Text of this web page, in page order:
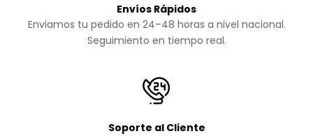
Envíos Rápidos
Enviamos tu pedido en 24–48 horas a nivel nacional.
Seguimiento en tiempo real.
Soporte al Cliente